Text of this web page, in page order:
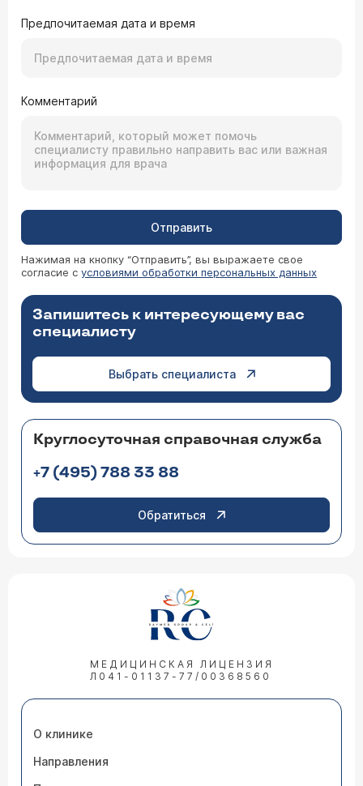
Предпочитаемая дата и время
Комментарий
Отправить
Нажимая на кнопку “Отправить”, вы выражаете свое
согласие с условиями обработки персональных данных
Запишитесь к интересующему вас
специалисту
Выбрать специалиста
Круглосуточная справочная служба
+7 (495) 788 33 88
Обратиться
МЕДИЦИНСКАЯ ЛИЦЕНЗИЯ
Л041-01137-77/00368560
О клинике
Направления